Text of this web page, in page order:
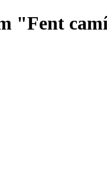
"Fent